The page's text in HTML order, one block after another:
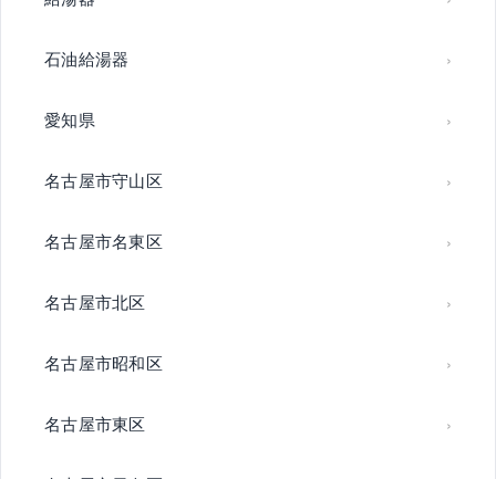
石油給湯器
愛知県
名古屋市守山区
名古屋市名東区
名古屋市北区
名古屋市昭和区
名古屋市東区